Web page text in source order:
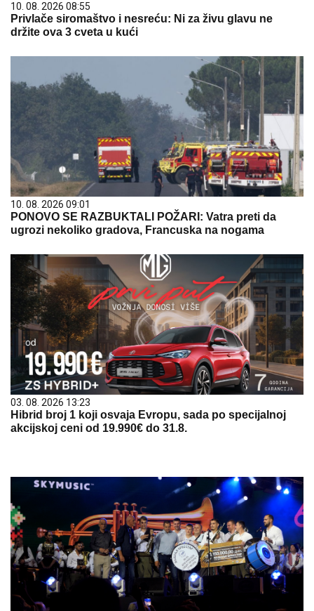
10. 08. 2026 08:55
Privlače siromaštvo i nesreću: Ni za živu glavu ne
držite ova 3 cveta u kući
10. 08. 2026 09:01
PONOVO SE RAZBUKTALI POŽARI: Vatra preti da
ugrozi nekoliko gradova, Francuska na nogama
03. 08. 2026 13:23
Hibrid broj 1 koji osvaja Evropu, sada po specijalnoj
akcijskoj ceni od 19.990€ do 31.8.